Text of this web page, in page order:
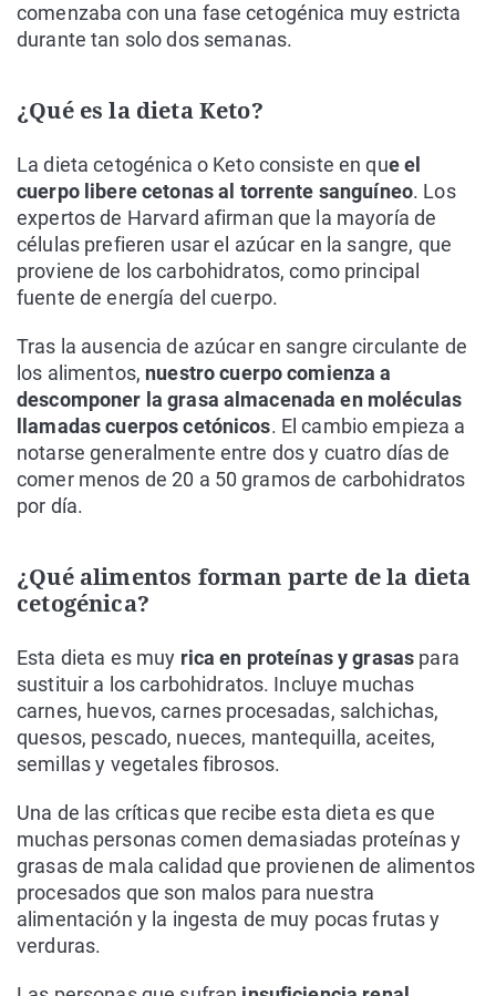
comenzaba con una fase cetogénica muy estricta
durante tan solo dos semanas.
¿Qué es la dieta Keto?
La dieta cetogénica o Keto consiste en que el
cuerpo libere cetonas al torrente sanguíneo. Los
expertos de Harvard afirman que la mayoría de
células prefieren usar el azúcar en la sangre, que
proviene de los carbohidratos, como principal
fuente de energía del cuerpo.
Tras la ausencia de azúcar en sangre circulante de
los alimentos, nuestro cuerpo comienza a
descomponer la grasa almacenada en moléculas
llamadas cuerpos cetónicos. El cambio empieza a
notarse generalmente entre dos y cuatro días de
comer menos de 20 a 50 gramos de carbohidratos
por día.
¿Qué alimentos forman parte de la dieta
cetogénica?
Esta dieta es muy rica en proteínas y grasas para
sustituir a los carbohidratos. Incluye muchas
carnes, huevos, carnes procesadas, salchichas,
quesos, pescado, nueces, mantequilla, aceites,
semillas y vegetales fibrosos.
Una de las críticas que recibe esta dieta es que
muchas personas comen demasiadas proteínas y
grasas de mala calidad que provienen de alimentos
procesados que son malos para nuestra
alimentación y la ingesta de muy pocas frutas y
verduras.